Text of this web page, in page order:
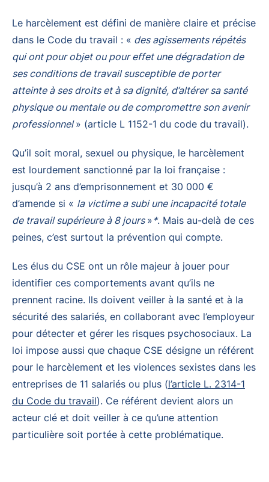
Le harcèlement est défini de manière claire et précise
dans le Code du travail : « des agissements répétés
qui ont pour objet ou pour effet une dégradation de
ses conditions de travail susceptible de porter
atteinte à ses droits et à sa dignité, d’altérer sa santé
physique ou mentale ou de compromettre son avenir
professionnel» (article L 1152-1 du code du travail).
Qu’il soit moral, sexuel ou physique, le harcèlement
est lourdement sanctionné par la loi française :
jusqu’à 2 ans d’emprisonnement et 30 000 €
d’amende si « la victime a subi une incapacité totale
de travail supérieure à 8 jours » *. Mais au-delà de ces
peines, c’est surtout la prévention qui compte.
Les élus du CSE ont un rôle majeur à jouer pour
identifier ces comportements avant qu’ils ne
prennent racine. Ils doivent veiller à la santé et à la
sécurité des salariés, en collaborant avec l’employeur
pour détecter et gérer les risques psychosociaux. La
loi impose aussi que chaque CSE désigne un référent
pour le harcèlement et les violences sexistes dans les
entreprises de 11 salariés ou plus (l’article L. 2314-1
du Code du travail). Ce référent devient alors un
acteur clé et doit veiller à ce qu’une attention
particulière soit portée à cette problématique.